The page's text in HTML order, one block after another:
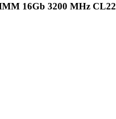
16Gb 3200 MHz CL22